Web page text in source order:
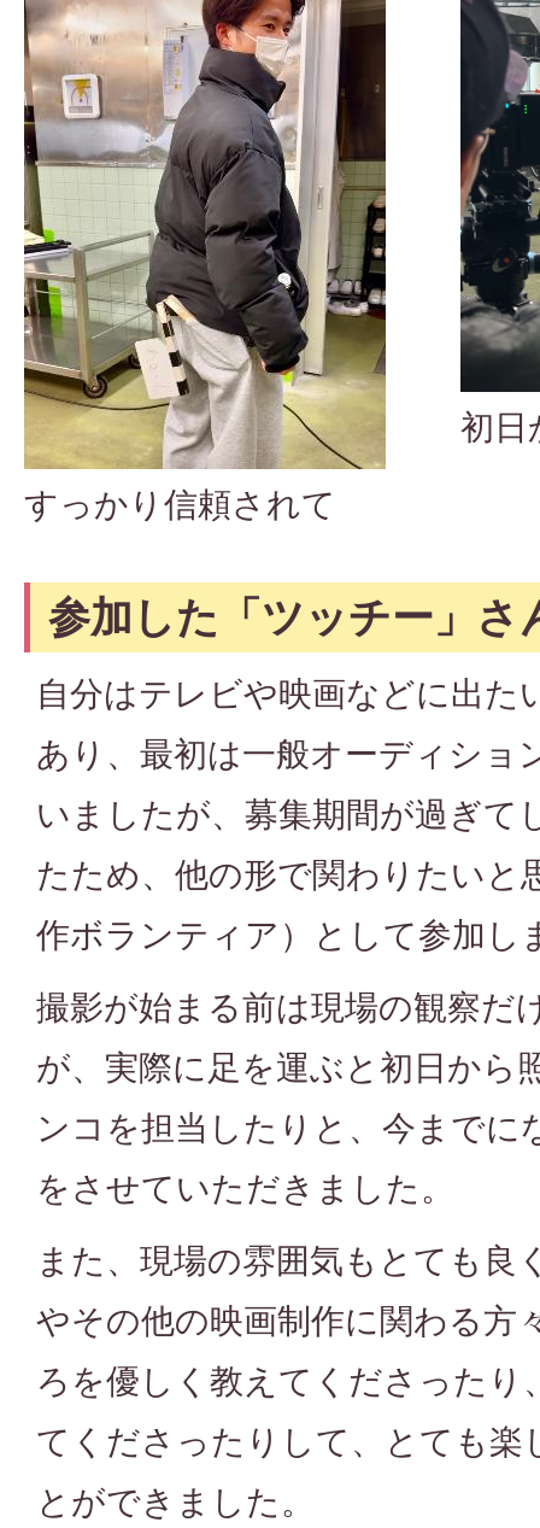
すっかり信頼されて
初日
参加した「ツッチー」さ
自分はテレビや映画などに出た
あり、最初は一般オーディショ
いましたが、募集期間が過ぎて
たため、他の形で関わりたいと
作ボランティア）として参加し
撮影が始まる前は現場の観察だ
が、実際に足を運ぶと初日から
ンコを担当したりと、今までに
をさせていただきました。
また、現場の雰囲気もとても良
やその他の映画制作に関わる方
ろを優しく教えてくださったり
てくださったりして、とても楽
とができました。